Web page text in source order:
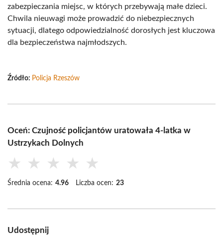
zabezpieczania miejsc, w których przebywają małe dzieci.
Chwila nieuwagi może prowadzić do niebezpiecznych
sytuacji, dlatego odpowiedzialność dorosłych jest kluczowa
dla bezpieczeństwa najmłodszych.
Źródło: Policja Rzeszów
Oceń: Czujność policjantów uratowała 4-latka w
Ustrzykach Dolnych
★ ★ ★ ★ ★
Średnia ocena: 4.96 Liczba ocen: 23
Udostępnij